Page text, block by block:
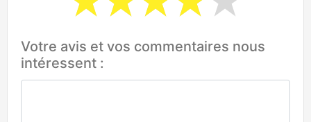
Votre avis et vos commentaires nous
intéressent :